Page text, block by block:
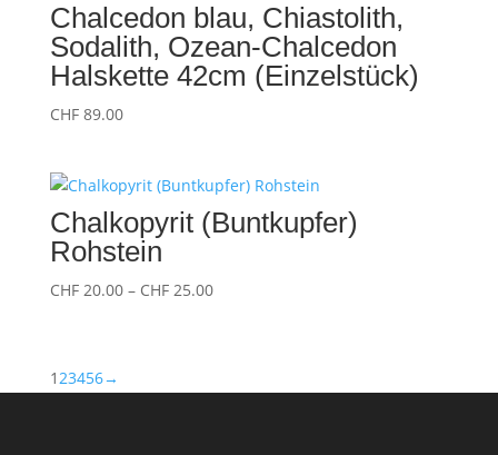
Chalcedon blau, Chiastolith,
Sodalith, Ozean-Chalcedon
Halskette 42cm (Einzelstück)
CHF89.00
Chalkopyrit (Buntkupfer)
Rohstein
CHF20.00 – CHF25.00Preisspanne:
123456→